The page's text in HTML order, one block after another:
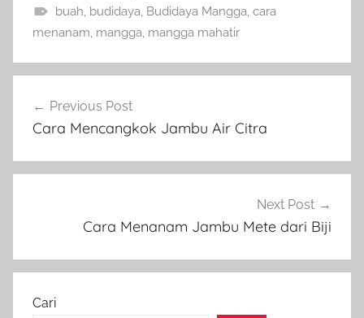
buah, budidaya, Budidaya Mangga, cara
menanam, mangga, mangga mahatir
pos
Previous Post
Cara Mencangkok Jambu Air Citra
Next Post
Cara Menanam Jambu Mete dari Biji
Cari